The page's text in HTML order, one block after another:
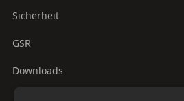
Sicherheit
GSR
Downloads